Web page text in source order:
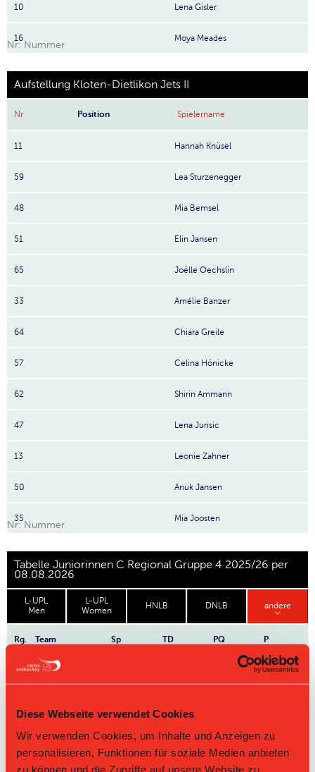
Diese Webseite verwendet Cookies
Wir verwenden Cookies, um Inhalte und Anzeigen zu
personalisieren, Funktionen für soziale Medien anbieten
zu können und die Zugriffe auf unsere Website zu
10 Lena Gisler
16 Moya Meades
Nr: Nummer
Aufstellung Kloten-Dietlikon Jets II
Nr Position Spielername
11 Hannah Knüsel
59 Lea Sturzenegger
48 Mia Bemsel
51 Elin Jansen
65 Joëlle Oechslin
33 Amélie Banzer
64 Chiara Greile
57 Celina Hönicke
62 Shirin Ammann
47 Lena Jurisic
13 Leonie Zahner
50 Anuk Jansen
35 Mia Joosten
Nr: Nummer
Tabelle Juniorinnen C Regional Gruppe 4 2025/26 per
08.08.2026
L-UPL
Men
L-UPL
Women
HNLB DNLB andere
Rg. Team Sp TD PQ P
Master Round
Direktbegegnungen
Zeit Heim Gast Resultat